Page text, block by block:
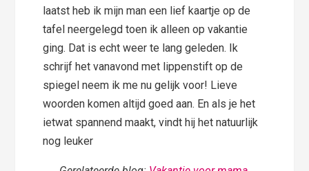
laatst heb ik mijn man een lief kaartje op de
tafel neergelegd toen ik alleen op vakantie
ging. Dat is echt weer te lang geleden. Ik
schrijf het vanavond met lippenstift op de
spiegel neem ik me nu gelijk voor! Lieve
woorden komen altijd goed aan. En als je het
ietwat spannend maakt, vindt hij het natuurlijk
nog leuker